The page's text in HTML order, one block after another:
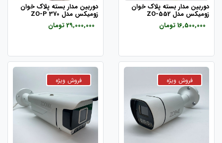
دوربین مدار بسته پلاک خوان
زومیکس مدل ZO-552
16,500,000 تومان
دوربین مدار بسته پلاک خوان
زومیکس مدل ZO-P 370
29,000,000 تومان